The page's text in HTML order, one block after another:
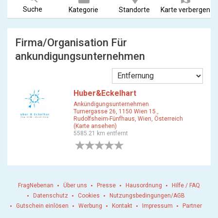
Suche Kategorie Standorte Karte verbergen
Firma/Organisation Für
ankundigungsunternehmen
Huber&Eckelhart
Ankündigungsunternehmen
Turnergasse 26, 1150 Wien 15.,
Rudolfsheim-Fünfhaus, Wien, Österreich
(Karte ansehen)
5585.21 km entfernt
FragNebenan Über uns Presse Hausordnung
Hilfe / FAQ
Datenschutz
Cookies
Nutzungsbedingungen/AGB
Gutschein einlösen
Werbung Kontakt Impressum Partner